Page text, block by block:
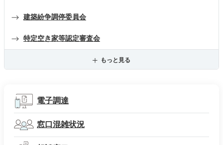
建築紛争調停委員会
特定空き家等認定審査会
もっと見る
電子調達
窓口混雑状況